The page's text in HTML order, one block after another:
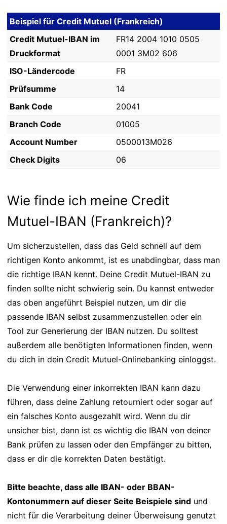
Beispiel für Credit Mutuel (Frankreich)
Credit Mutuel-IBAN im
Druckformat
FR14 2004 1010 0505
0001 3M02 606
ISO-Ländercode
FR
Prüfsumme
14
Bank Code
20041
Branch Code
01005
Account Number
0500013M026
Check Digits
06
Wie finde ich meine Credit
Mutuel-IBAN (Frankreich)?
Um sicherzustellen, dass das Geld schnell auf dem
richtigen Konto ankommt, ist es unabdingbar, dass man
die richtige IBAN kennt. Deine Credit Mutuel-IBAN zu
finden sollte nicht schwierig sein. Du kannst entweder
das oben angeführt Beispiel nutzen, um dir die
passende IBAN selbst zusammenzustellen oder ein
Tool zur Generierung der IBAN nutzen. Du solltest
außerdem alle benötigten Informationen finden, wenn
du dich in dein Credit Mutuel-Onlinebanking einloggst.
Die Verwendung einer inkorrekten IBAN kann dazu
führen, dass deine Zahlung retourniert oder sogar auf
ein falsches Konto ausgezahlt wird. Wenn du dir
unsicher bist, dann ist es wichtig die IBAN von deiner
Bank prüfen zu lassen oder den Empfänger zu bitten,
dass er dir die korrekten Daten bestätigt.
Bitte beachte, dass alle IBAN- oder BBAN-
Kontonummern auf dieser Seite Beispiele sind und
nicht für die Verarbeitung deiner Überweisung genutzt